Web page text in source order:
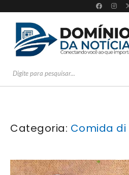
Categoria: Comida di